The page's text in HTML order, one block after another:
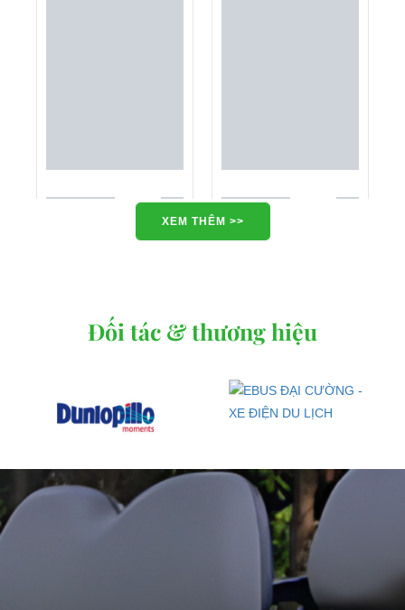
Xe điện Chuyên dụng
EBUS Chuyên Dụng
XEM THÊM >>
Đối tác & thương hiệu